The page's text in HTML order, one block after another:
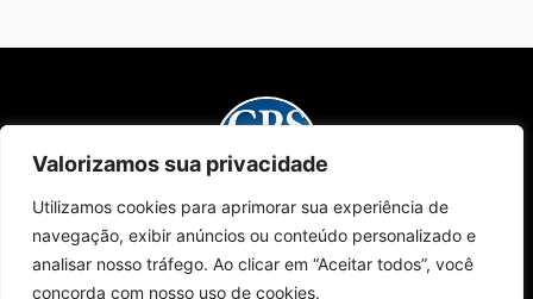
Valorizamos sua privacidade
Utilizamos cookies para aprimorar sua experiência de
navegação, exibir anúncios ou conteúdo personalizado e
analisar nosso tráfego. Ao clicar em “Aceitar todos”, você
concorda com nosso uso de cookies.
Sobre NósEdições da RevistaComo AnunciarContato
Políticas de Privacidade